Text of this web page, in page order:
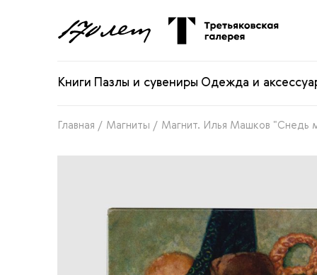
Книги Пазлы и сувениры Одежда и
Главная / Магниты / Магнит. Илья Машков "Снедь